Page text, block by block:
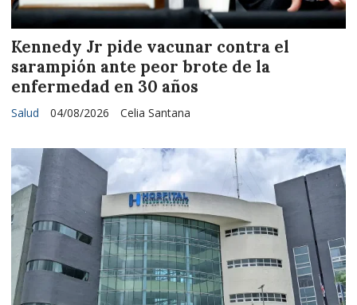
Kennedy Jr pide vacunar contra el
sarampión ante peor brote de la
enfermedad en 30 años
Celia Santana
Salud 04/08/2026